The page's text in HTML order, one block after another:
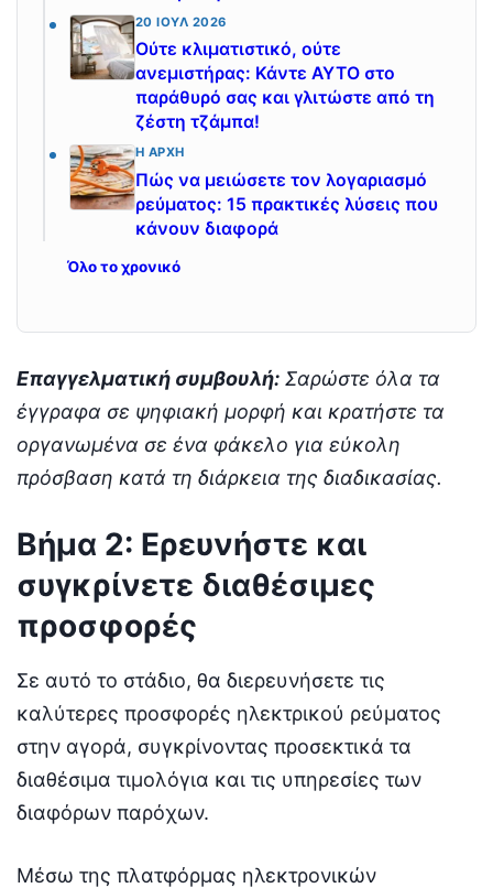
20 ΙΟΎΛ 2026
Ούτε κλιματιστικό, ούτε
ανεμιστήρας: Κάντε ΑΥΤΟ στο
παράθυρό σας και γλιτώστε από τη
ζέστη τζάμπα!
Η ΑΡΧΉ
Πώς να μειώσετε τον λογαριασμό
ρεύματος: 15 πρακτικές λύσεις που
κάνουν διαφορά
Όλο το χρονικό
Επαγγελματική συμβουλή: Σαρώστε όλα τα
έγγραφα σε ψηφιακή μορφή και κρατήστε τα
οργανωμένα σε ένα φάκελο για εύκολη
πρόσβαση κατά τη διάρκεια της διαδικασίας.
Βήμα 2: Ερευνήστε και
συγκρίνετε διαθέσιμες
προσφορές
Σε αυτό το στάδιο, θα διερευνήσετε τις
καλύτερες προσφορές ηλεκτρικού ρεύματος
στην αγορά, συγκρίνοντας προσεκτικά τα
διαθέσιμα τιμολόγια και τις υπηρεσίες των
διαφόρων παρόχων.
Μέσω της πλατφόρμας ηλεκτρονικών